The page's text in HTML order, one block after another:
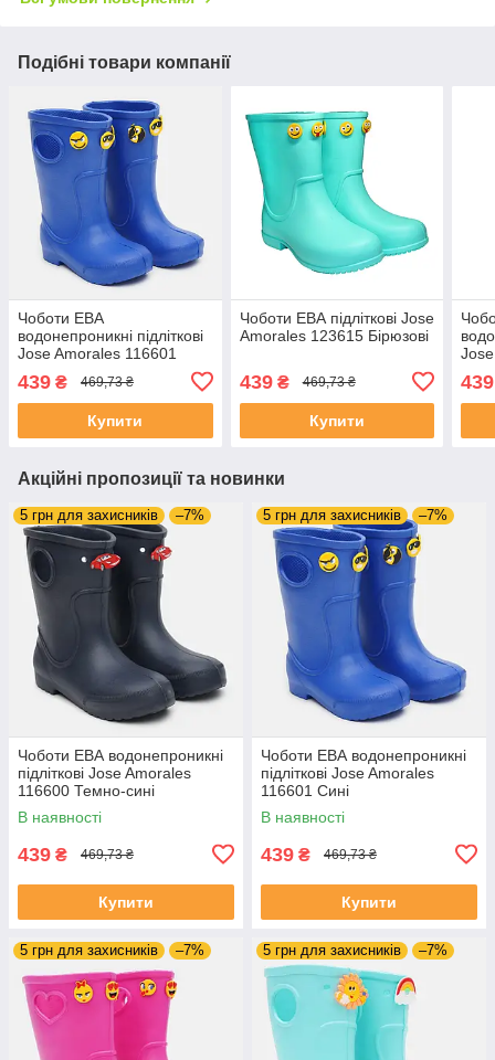
Подібні товари компанії
Чоботи ЕВА
водонепроникні підліткові
Jose Amorales 116601
439 ₴ 469,73 ₴
Купити
Чоботи ЕВА підліткові Jose
Amorales 123615 Бірюзові
439₴ 469,73 ₴
Купити
439
Акційні пропозиції та новинки
5 грн для захисників –7%
Чоботи ЕВА водонепроникні
підліткові Jose Amorales
116600 Темно-сині
В наявності
439 ₴ 469,73 ₴
Купити
5 грн для захисників –7%
Чоботи ЕВА водонепроникні
підліткові Jose Amorales
116601 Сині
В наявності
439 ₴ 469,73 ₴
Купити
5 грн для захисників –7% 5 грн для захисників –7%